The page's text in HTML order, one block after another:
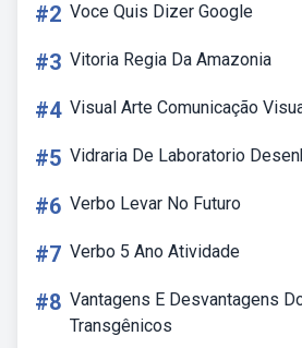
#2 Voce Quis Dizer Google
#3 Vitoria Regia Da Amazonia
#4 Visual Arte Comunicação
#5 Vidraria De Laboratorio
#6 Verbo Levar No Futuro
#7 Verbo 5 Ano Atividade
#8 Vantagens E Desvantagens
Transgênicos